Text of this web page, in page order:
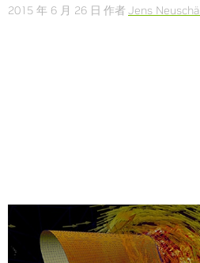
2015 年 6 月 26 日 作者Jens